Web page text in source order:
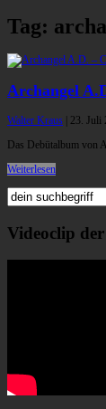
Tag:
Archangel
Walter Kraus 23. Juli
Das Debütalbum von
Weiterlesen
Videoclip